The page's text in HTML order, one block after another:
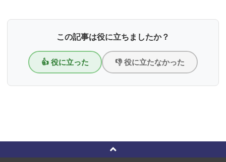
この記事は役に立ちましたか？
👍 役に立った 👎 役に立たなかった